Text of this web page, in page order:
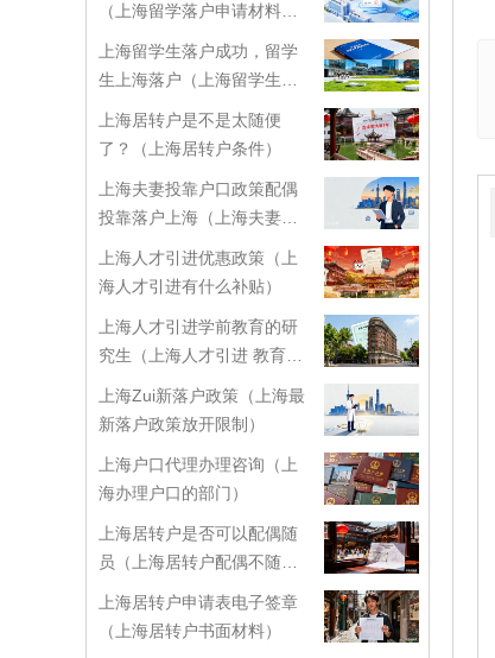
（上海留学落户申请材料清
单怎么填）
上海留学生落户成功，留学
生上海落户（上海留学生落
户政策2026年最新规定）
上海居转户是不是太随便
了？（上海居转户条件）
上海夫妻投靠户口政策配偶
投靠落户上海（上海夫妻投
靠落户条件2026年新规）
上海人才引进优惠政策（上
海人才引进有什么补贴）
上海人才引进学前教育的研
究生（上海人才引进 教育类
型）
上海Zui新落户政策（上海最
新落户政策放开限制）
上海户口代理办理咨询（上
海办理户口的部门）
上海居转户是否可以配偶随
员（上海居转户配偶不随迁
看配偶资料吗）
上海居转户申请表电子签章
（上海居转户书面材料）